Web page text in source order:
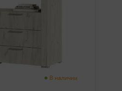
В наличии